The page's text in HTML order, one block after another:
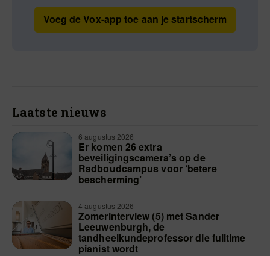
Voeg de Vox-app toe aan je startscherm
Laatste nieuws
6 augustus 2026
Er komen 26 extra
beveiligingscamera’s op de
Radboudcampus voor ‘betere
bescherming’
4 augustus 2026
Zomerinterview (5) met Sander
Leeuwenburgh, de
tandheelkundeprofessor die fulltime
pianist wordt